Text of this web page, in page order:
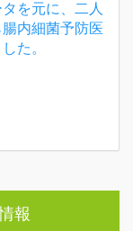
を元に、二人
内細菌予防医
た。
報